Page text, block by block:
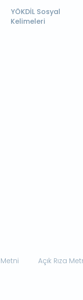
YÖKDİL Sosyal
Kelimeleri
Açık Rıza